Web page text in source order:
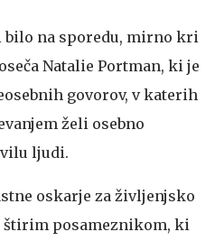
bilo na sporedu, mirno kri
Natalie Portman, ki je
govorov, v katerih
želi osebno
ljudi.
oskarje za življenjsko
posameznikom, ki